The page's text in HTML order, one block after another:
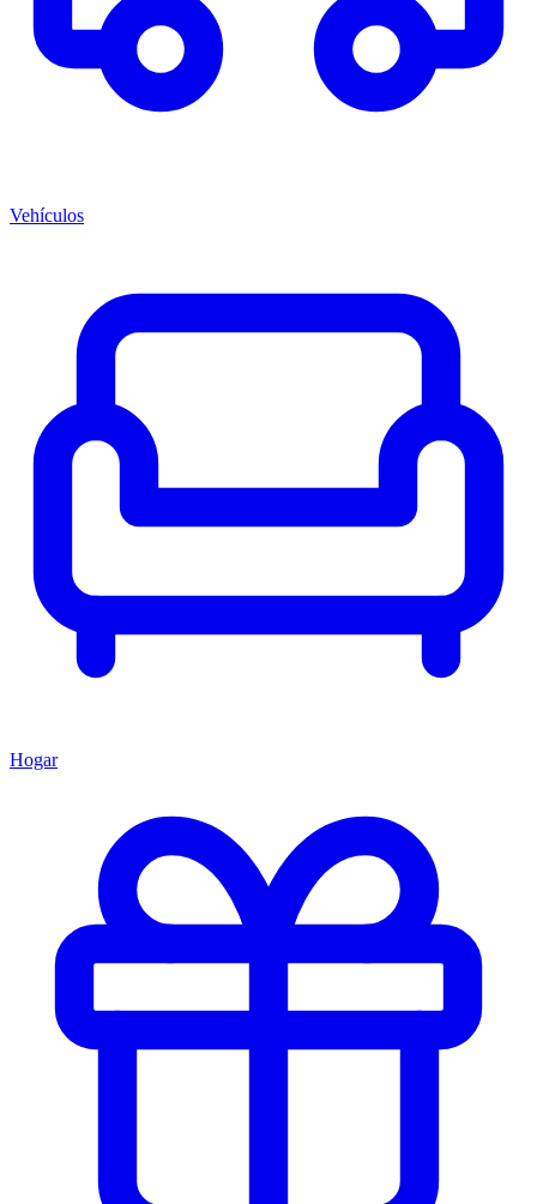
Vehículos
Hogar